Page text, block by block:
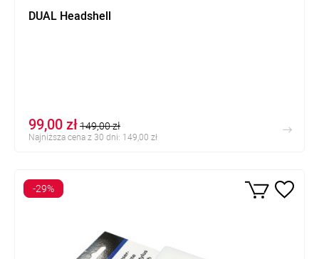
DUAL Headshell
99,00 zł149,00 zł
Najniższa cena z 30 dni: 149,00 zł
-29%